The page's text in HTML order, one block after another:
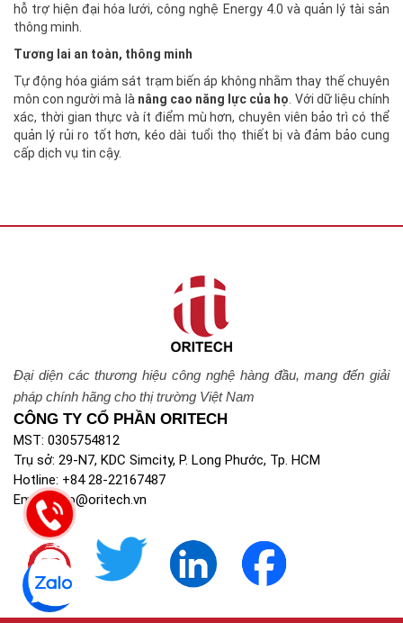
hỗ trợ hiện đại hóa lưới, công nghệ Energy 4.0 và quản lý tài sản
thông minh.
Tương lai an toàn, thông minh
Tự động hóa giám sát trạm biến áp không nhằm thay thế chuyên
môn con người mà là nâng cao năng lực của họ. Với dữ liệu chính
xác, thời gian thực và ít điểm mù hơn, chuyên viên bảo trì có thể
quản lý rủi ro tốt hơn, kéo dài tuổi thọ thiết bị và đảm bảo cung
cấp dịch vụ tin cậy.
Đại diện các thương hiệu công nghệ hàng đầu, mang đến giải
pháp chính hãng cho thị trường Việt Nam
CÔNG TY CỔ PHẦN ORITECH
MST: 0305754812
Trụ sở: 29-N7, KDC Simcity, P. Long Phước, Tp. HCM
Hotline: +84 28-22167487
Email: info@oritech.vn